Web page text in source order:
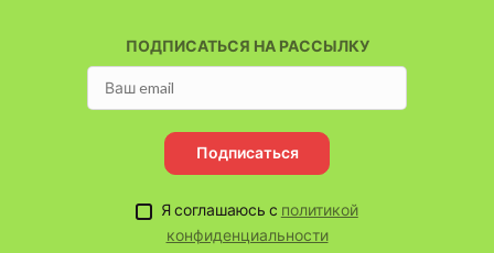
ПОДПИСАТЬСЯ НА РАССЫЛКУ
Подписаться
Я соглашаюсь с политикой
конфиденциальности